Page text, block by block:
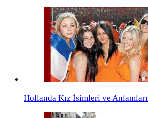
Hollanda Kız İsimleri ve Anlamları